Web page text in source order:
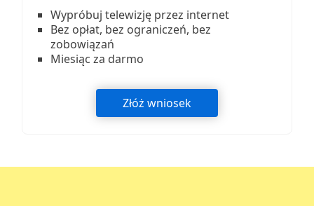
Wypróbuj telewizję przez internet
Bez opłat, bez ograniczeń, bez
zobowiązań
Miesiąc za darmo
Złóż wniosek